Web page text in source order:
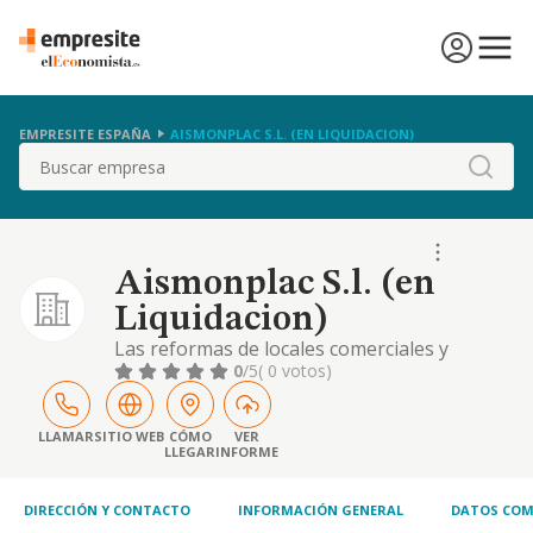
EMPRESITE ESPAÑA AISMONPLAC S.L. (EN LIQUIDACION)
Buscar
Aismonplac S.l. (en
Liquidacion)
Las reformas de locales comerciales y
viviendas. la instalacion de placa, tabiqueria y
aislamiento. los trabajos en yeso, escayola y
pladur. los trabajos de albanileria
0/5( 0 votos)
LLAMARSITIO WEB CÓMO
LLEGAR
VER
INFORME
DIRECCIÓN Y CONTACTO INFORMACIÓN GENERAL DATOS